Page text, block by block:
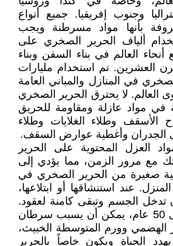
وجنوب إفريقيا. جميع أنواع
بأنها مواد مسرطنة ويجب
ألياف الحرير الصخري على
العالم في بناء السفن وبناء
العشرين. تم استخدام مليارات
في المنازل والمباني العامة
لا يحترق الحرير الصخري
مواد عازلة ومقاومة للحريق
الأسقف وطلاء الغلايات وطلاء
الجدران وأغطية عوارض السقف.
العزل المحتوية على الحرير
مع مرور الزمن، مما يؤدي إلى
صغيرة من الحرير الصخري في
عند استنشاقها أو ابتلاعها،
تدخل الجسم وتبقى كامنة لعقود.
بعد مرور ما يصل إلى 50 عام، يمكن أن يسبب سرطان
الهضمي وورم المتوسطة الخبيث،
الحياة ويكون خاصاً بالحرير